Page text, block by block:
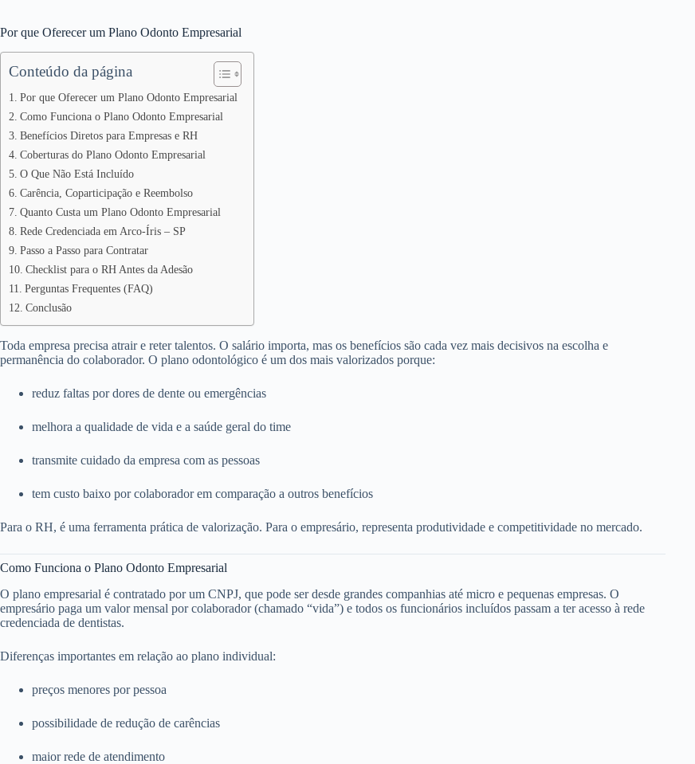
Por que Oferecer um Plano Odonto Empresarial
Conteúdo da página
Por que Oferecer um Plano Odonto Empresarial
Como Funciona o Plano Odonto Empresarial
Benefícios Diretos para Empresas e RH
Coberturas do Plano Odonto Empresarial
O Que Não Está Incluído
Carência, Coparticipação e Reembolso
Quanto Custa um Plano Odonto Empresarial
Rede Credenciada em Arco-Íris – SP
Passo a Passo para Contratar
Checklist para o RH Antes da Adesão
Perguntas Frequentes (FAQ)
Conclusão
Toda empresa precisa atrair e reter talentos. O salário importa, mas os benefícios são cada vez mais decisivos na escolha e
permanência do colaborador. O plano odontológico é um dos mais valorizados porque:
reduz faltas por dores de dente ou emergências
melhora a qualidade de vida e a saúde geral do time
transmite cuidado da empresa com as pessoas
tem custo baixo por colaborador em comparação a outros benefícios
Para o RH, é uma ferramenta prática de valorização. Para o empresário, representa produtividade e competitividade no mercado.
Como Funciona o Plano Odonto Empresarial
O plano empresarial é contratado por um CNPJ, que pode ser desde grandes companhias até micro e pequenas empresas. O
empresário paga um valor mensal por colaborador (chamado “vida”) e todos os funcionários incluídos passam a ter acesso à rede
credenciada de dentistas.
Diferenças importantes em relação ao plano individual:
preços menores por pessoa
possibilidade de redução de carências
maior rede de atendimento